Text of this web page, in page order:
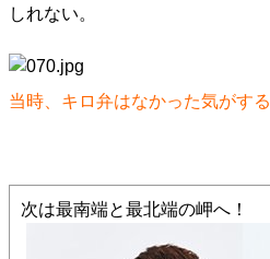
しれない。
当時、キロ弁はなかった気がする
次は最南端と最北端の岬へ！